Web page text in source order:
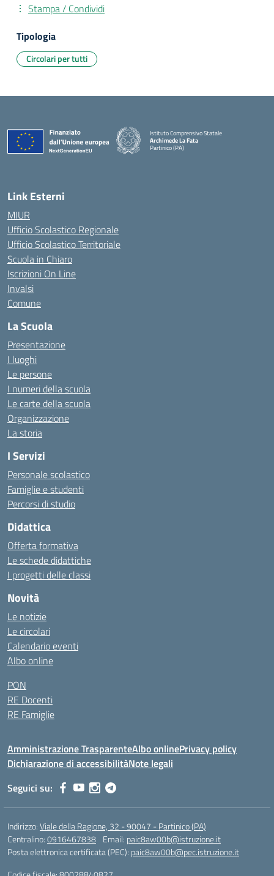
Stampa / Condividi
Tipologia
Circolari per tutti
Istituto Comprensivo Statale
Archimede La Fata
Partinico (PA)
Link Esterni
MIUR
Ufficio Scolastico Regionale
Ufficio Scolastico Territoriale
Scuola in Chiaro
Iscrizioni On Line
Invalsi
Comune
La Scuola
Presentazione
I luoghi
Le persone
I numeri della scuola
Le carte della scuola
Organizzazione
La storia
I Servizi
Personale scolastico
Famiglie e studenti
Percorsi di studio
Didattica
Offerta formativa
Le schede didattiche
I progetti delle classi
Novità
Le notizie
Le circolari
Calendario eventi
Albo online
PON
RE Docenti
RE Famiglie
Amministrazione TrasparenteAlbo onlinePrivacy policy
Dichiarazione di accessibilitàNote legali
Seguici su:
Indirizzo:Viale della Ragione, 32 - 90047 - Partinico (PA)
Centralino:0916467838 Email: paic8aw00b@istruzione.it
Posta elettronica certificata (PEC): paic8aw00b@pec.istruzione.it